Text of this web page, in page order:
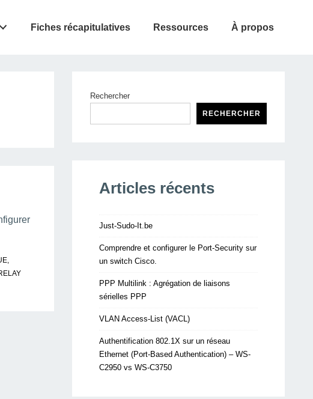
Fiches récapitulatives Ressources À propos
,
Rechercher
RECHERCHER
Articles récents
Just-Sudo-It.be
Comprendre et configurer le Port-Security sur
un switch Cisco.
PPP Multilink : Agrégation de liaisons
sérielles PPP
VLAN Access-List (VACL)
Authentification 802.1X sur un réseau
Ethernet (Port-Based Authentication) – WS-
C2950 vs WS-C3750